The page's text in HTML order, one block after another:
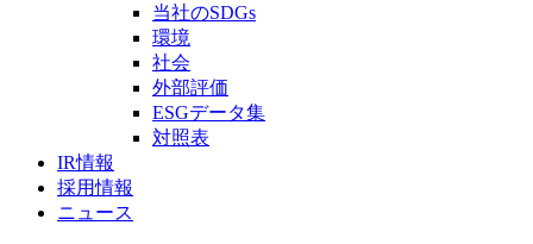
当社のSDGs
環境
社会
外部評価
ESGデータ集
対照表
IR情報
採用情報
ニュース